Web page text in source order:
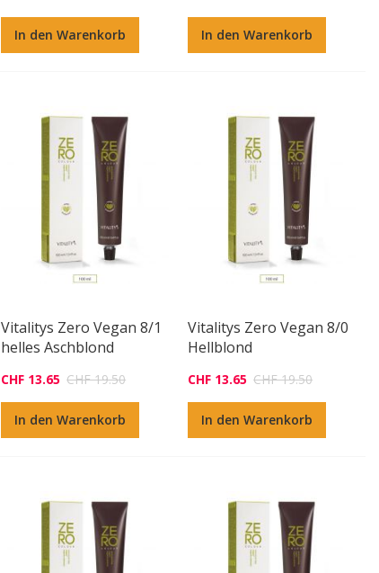
In den Warenkorb In den Warenkorb
Vitalitys Zero Vegan 8/1
helles Aschblond
CHF 13.65 CHF 19.50
In den Warenkorb
Vitalitys Zero Vegan 8/0
Hellblond
CHF 13.65 CHF 19.50
In den Warenkorb